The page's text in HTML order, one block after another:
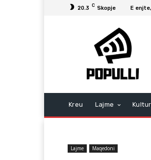
20.3 C Skopje E
Kreu Lajme
Lajme Maqedoni